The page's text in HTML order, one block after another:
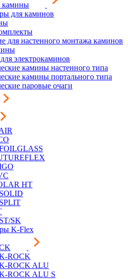
камины
для каминов
для настенного монтажа каминов
электрокаминов
камины настенного типа
камины портального типа
паровые очаги
HT
SK
K-Flex
ROCK
ROCK ALU
ROCK ALU S